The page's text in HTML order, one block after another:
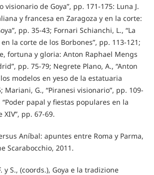
visionario de Goya”, pp. 171-175: Luna J.
y francesa en Zaragoza y en la corte:
pp. 35-43; Fornari Schianchi, L., “La
la corte de los Borbones”, pp. 113-121;
fortuna y gloria: Anton Raphael Mengs
pp. 75-79; Negrete Plano, A., “Anton
modelos en yeso de la estatuaria
Mariani, G., “Piranesi visionario”, pp. 109-
“Poder papal y fiestas populares en la
pp. 67-69.
Aníbal: apuntes entre Roma y Parma,
Scarabocchio, 2011.
y S., (coords.), Goya e la tradizione